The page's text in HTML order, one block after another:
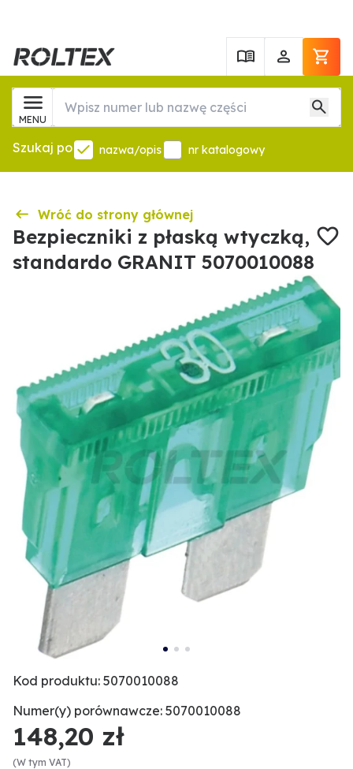
MENU
Szukaj po nazwa/opis nr katalogowy
Wróć do strony głównej
Bezpieczniki z płaską wtyczką,
standardo GRANIT 5070010088
Kod produktu: 5070010088
Numer(y) porównawcze: 5070010088
148,20 zł
(W tym VAT)